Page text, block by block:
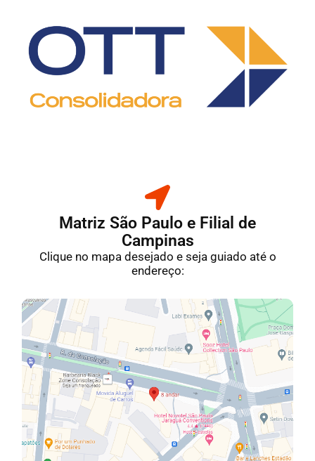
Matriz São Paulo e Filial de
Campinas
Clique no mapa desejado e seja guiado até o
endereço: